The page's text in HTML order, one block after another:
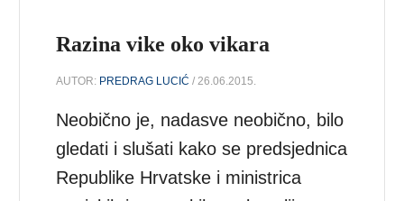
Razina vike oko vikara
AUTOR: PREDRAG LUCIĆ / 26.06.2015.
Neobično je, nadasve neobično, bilo
gledati i slušati kako se predsjednica
Republike Hrvatske i ministrica